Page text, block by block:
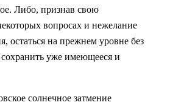
Либо, признав свою
вопросах и нежелание
остаться на прежнем уровне без
уже имеющееся и
солнечное затмение